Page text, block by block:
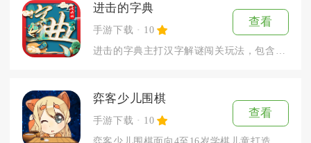
进击的字典
手游下载 10
查看
弈客少儿围棋
手游下载 10
查看